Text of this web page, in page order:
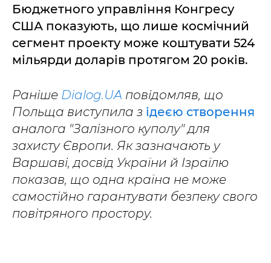
Бюджетного управління Конгресу
США показують, що лише космічний
сегмент проекту може коштувати 524
мільярди доларів протягом 20 років.
Раніше Dialog.UA повідомляв, що
Польща виступила з ідеєю створення
аналога "Залізного куполу" для
захисту Європи. Як зазначають у
Варшаві, досвід України й Ізраїлю
показав, що одна країна не може
самостійно гарантувати безпеку свого
повітряного простору.